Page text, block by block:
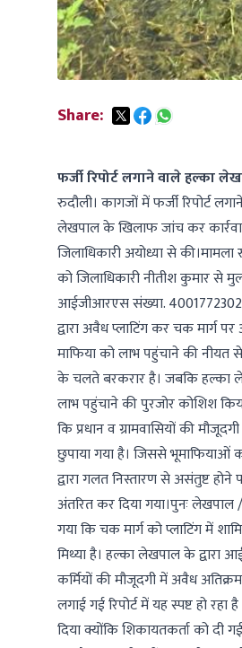
Share:
फर्जी रिपोर्ट लगाने वाले हल्का
रुदौली। कागजों में फर्जी रिपोर्ट
लेखपाल के खिलाफ जांच कर
जिलाधिकारी अयोध्या से की।मामला
को जिलाधिकारी नीतीश कुमार से
आईजीआरएस संख्या.
द्वारा अवैध प्लाटिंग कर चक मार्ग
माफिया को लाभ पहुंचाने की नीयत
के चलते बरकरार है। जबकि हल्का
लाभ पहुंचाने की पुरजोर कोशिश
कि प्रधान व ग्रामवासियों की
छुपाया गया है। जिससे भूमाफियाओं
द्वारा गलत निस्तारण से असंतुष्ट
अंतरित कर दिया गया।पुनः लेखपाल
गया कि चक मार्ग को प्लाटिंग में
मिथ्या है। हल्का लेखपाल के द्वारा
कर्मियों की मौजूदगी में अवैध
लगाई गई रिपोर्ट में यह स्पष्ट हो
दिया क्योंकि शिकायतकर्ता को दी